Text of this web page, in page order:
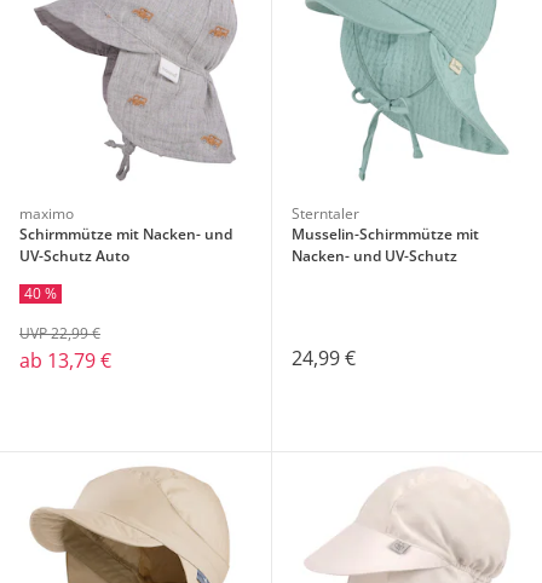
maximo
Schirmmütze mit Nacken- und
UV-Schutz Auto
40 %
ab 13,79 €
UVP 22,99 €
Sterntaler
Musselin-Schirmmütze mit
Nacken- und UV-Schutz
24,99 €